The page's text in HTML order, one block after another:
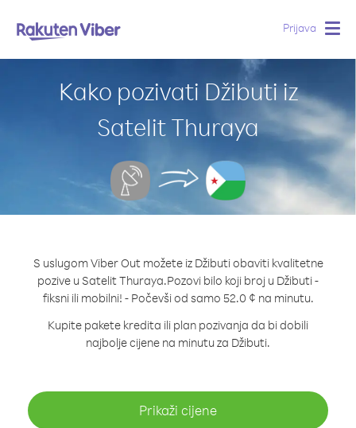
Prijava
Kako pozivati Džibuti iz
Satelit Thuraya
S uslugom Viber Out možete iz Džibuti obaviti kvalitetne
pozive u Satelit Thuraya.Pozovi bilo koji broj u Džibuti -
fiksni ili mobilni! - Počevši od samo 52.0 ¢ na minutu.
Kupite pakete kredita ili plan pozivanja da bi dobili
najbolje cijene na minutu za Džibuti.
Prikaži cijene